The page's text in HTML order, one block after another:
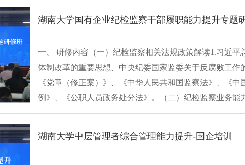
一、 研修内容（一）纪检监察相关法规政策解读1.习近平
体制改革的重要思想、中央纪委国家监委关于反腐败工作
《党章（修正案）》、《中华人民共和国监察法》、《中
例》、《公职人员政务处分法》。（二）纪检监察业务能
湖南大学中层管理者综合管理能力提升-国企培训